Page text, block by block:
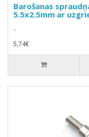
Barošanas
5.5x2.5mm ar
..
5,74€